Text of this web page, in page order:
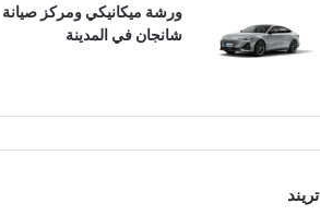
ورشة ميكانيكي ومركز صيانة
شانجان في المدينة
تريند